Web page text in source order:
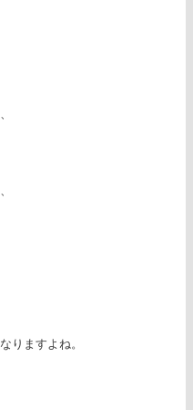
りますよね。